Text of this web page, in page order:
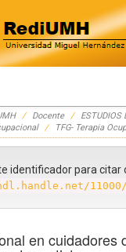
Docente
ESTUDIOS
TFG- Terapia
identificador para citar
11000/
en cuidadores